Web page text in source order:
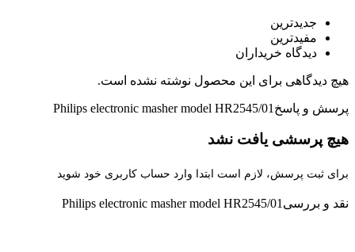
جدیدترین
مفیدترین
دیدگاه خریداران
هیچ دیدگاهی برای این محصول نوشته نشده است.
پرسش و پاسخ Philips electronic masher model HR2545/01
هیچ پرسشی یافت نشد
برای ثبت پرسش، لازم است ابتدا وارد حساب کاربری خود شوید
نقد و بررسی Philips electronic masher model HR2545/01